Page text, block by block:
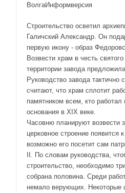
ВолгаИнформверсия
Строительство осветил
Галичский Александр. Он
первую икону - образ
Возвести храм в честь
территории завода
Руководство завода тактично
считают, что храм сплотит
памятником всем, кто
основания в XIX веке.
Часовню планируют возвести
церковное строение появится
возможно его посетит сам
II. По словам руководства,
строительство, необходимо
собрана половина. Среди
немало верующих. Некоторые